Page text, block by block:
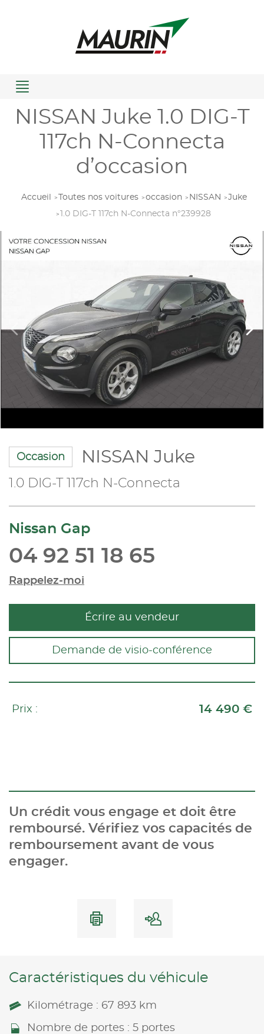
Menu
NISSAN Juke 1.0 DIG-T
117ch N-Connecta
d’occasion
Accueil Toutes nos voitures occasion NISSAN
Juke
1.0 DIG-T 117ch N-Connecta n°239928
Occasion NISSAN Juke
1.0 DIG-T 117ch N-Connecta
Nissan Gap
04 92 51 18 65
Rappelez-moi
Écrire au vendeur
Demande de visio-conférence
Prix : 14 490 €
Un crédit vous engage et doit être
remboursé. Vérifiez vos capacités de
remboursement avant de vous
engager.
Caractéristiques du véhicule
Kilométrage : 67 893 km
Nombre de portes : 5 portes